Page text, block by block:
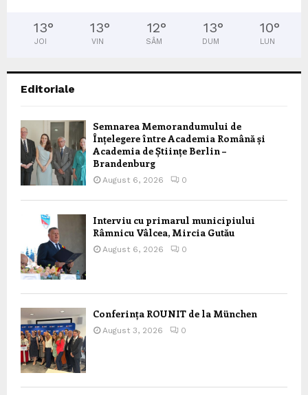
13°
JOI
13°
VIN
12°
SÂM
13°
DUM
10°
LUN
Editoriale
Semnarea Memorandumului de
Înțelegere între Academia Română și
Academia de Științe Berlin –
Brandenburg
August 6, 2026 0
Interviu cu primarul municipiului
Râmnicu Vâlcea, Mircia Gutău
August 6, 2026 0
Conferința ROUNIT de la München
August 3, 2026 0